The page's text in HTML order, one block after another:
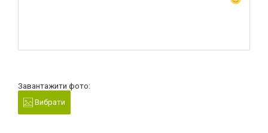
Завантажити фото:
Вибрати